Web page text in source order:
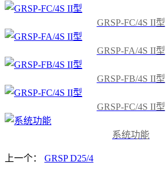
GRSP-FC/4S II型
GRSP-FA/4S II型
GRSP-FB/4S II型
GRSP-FC/4S II型
系统功能
上一个： GRSP D25/4